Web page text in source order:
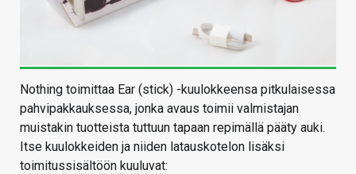
Nothing toimittaa Ear (stick) -kuulokkeensa pitkulaisessa
pahvipakkauksessa, jonka avaus toimii valmistajan
muistakin tuotteista tuttuun tapaan repimällä pääty auki.
Itse kuulokkeiden ja niiden latauskotelon lisäksi
toimitussisältöön kuuluvat: